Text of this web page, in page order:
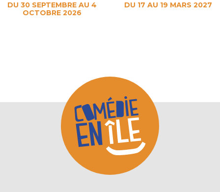
DU 30 SEPTEMBRE AU 4
OCTOBRE 2026
DU 17 AU 19 MARS 2027